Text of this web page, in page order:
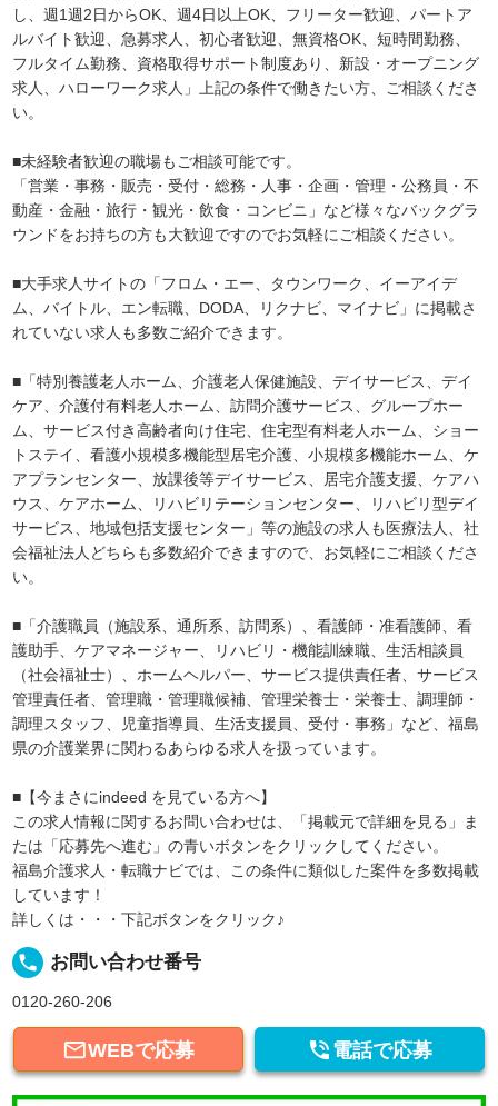
し、週1週2日からOK、週4日以上OK、フリーター歓迎、パートア
ルバイト歓迎、急募求人、初心者歓迎、無資格OK、短時間勤務、
フルタイム勤務、資格取得サポート制度あり、新設・オープニング
求人、ハローワーク求人」上記の条件で働きたい方、ご相談くださ
い。
■未経験者歓迎の職場もご相談可能です。
「営業・事務・販売・受付・総務・人事・企画・管理・公務員・不
動産・金融・旅行・観光・飲食・コンビニ」など様々なバックグラ
ウンドをお持ちの方も大歓迎ですのでお気軽にご相談ください。
■大手求人サイトの「フロム・エー、タウンワーク、イーアイデ
ム、バイトル、エン転職、DODA、リクナビ、マイナビ」に掲載さ
れていない求人も多数ご紹介できます。
■「特別養護老人ホーム、介護老人保健施設、デイサービス、デイ
ケア、介護付有料老人ホーム、訪問介護サービス、グループホー
ム、サービス付き高齢者向け住宅、住宅型有料老人ホーム、ショー
トステイ、看護小規模多機能型居宅介護、小規模多機能ホーム、ケ
アプランセンター、放課後等デイサービス、居宅介護支援、ケアハ
ウス、ケアホーム、リハビリテーションセンター、リハビリ型デイ
サービス、地域包括支援センター」等の施設の求人も医療法人、社
会福祉法人どちらも多数紹介できますので、お気軽にご相談くださ
い。
■「介護職員（施設系、通所系、訪問系）、看護師・准看護師、看
護助手、ケアマネージャー、リハビリ・機能訓練職、生活相談員
（社会福祉士）、ホームヘルパー、サービス提供責任者、サービス
管理責任者、管理職・管理職候補、管理栄養士・栄養士、調理師・
調理スタッフ、児童指導員、生活支援員、受付・事務」など、福島
県の介護業界に関わるあらゆる求人を扱っています。
■【今まさにindeed を見ている方へ】
この求人情報に関するお問い合わせは、「掲載元で詳細を見る」ま
たは「応募先へ進む」の青いボタンをクリックしてください。
福島介護求人・転職ナビでは、この条件に類似した案件を多数掲載
しています！
詳しくは・・・下記ボタンをクリック♪
local_phone お問い合わせ番号
0120-260-206
WEBで応募  電話で応募